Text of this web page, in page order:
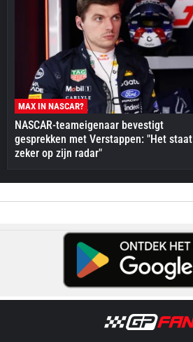
MAX IN NASCAR?
NASCAR-teameigenaar bevestigt
gesprekken met Verstappen: "Het staat
zeker op zijn radar"